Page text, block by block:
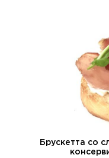
Брускетта со